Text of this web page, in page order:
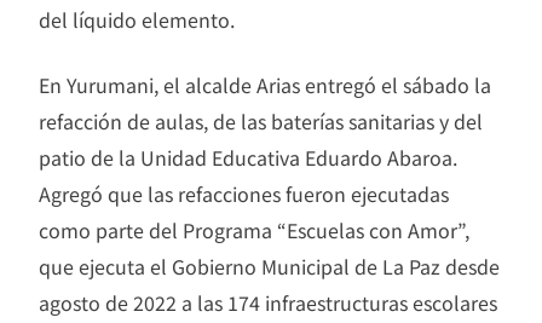
del líquido elemento.
En Yurumani, el alcalde Arias entregó el sábado la
refacción de aulas, de las baterías sanitarias y del
patio de la Unidad Educativa Eduardo Abaroa.
Agregó que las refacciones fueron ejecutadas
como parte del Programa “Escuelas con Amor”,
que ejecuta el Gobierno Municipal de La Paz desde
agosto de 2022 a las 174 infraestructuras escolares